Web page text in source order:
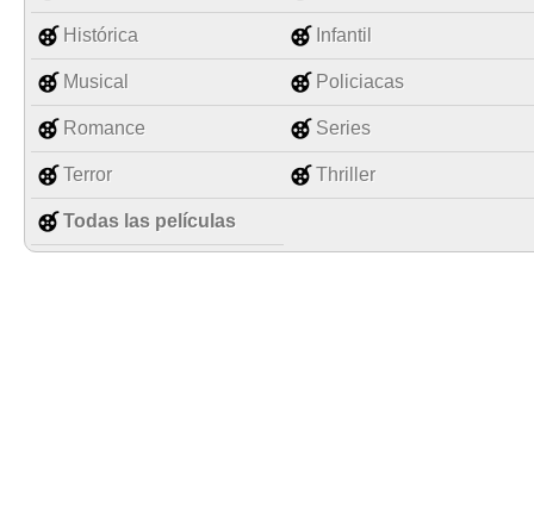
Histórica Infantil
Musical Policiacas
Romance Series
Terror Thriller
Todas las películas